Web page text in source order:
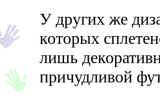
У других же
которых
лишь
причудливой